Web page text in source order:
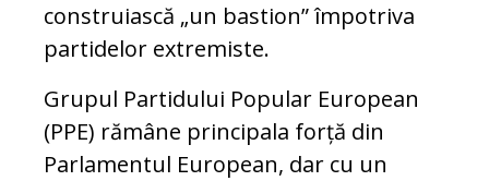
construiască „un bastion” împotriva
partidelor extremiste.
Grupul Partidului Popular European
(PPE) rămâne principala forță din
Parlamentul European, dar cu un